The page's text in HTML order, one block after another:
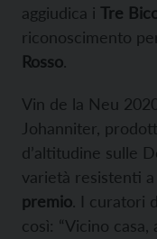
aggiudica i Tre
riconoscimento
Rosso.
Vin de la Neu
Johanniter,
d’altitudine sulle
varietà resistenti
premio. I curatori
così: “Vicino